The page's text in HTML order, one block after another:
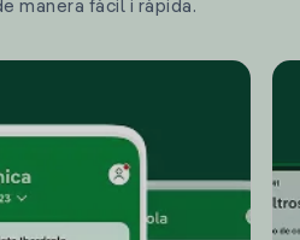
manera fàcil i ràpida.